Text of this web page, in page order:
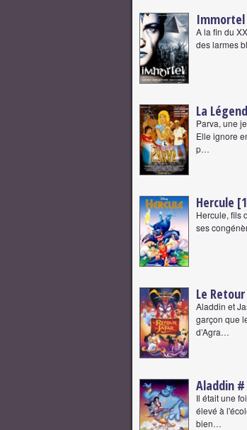
Immortel
A la fin du
des larmes
La
Parva, une
Elle ignore
p…
Hercule
Hercule, fils
ses
Le
Aladdin et
garçon que
d’Agra…
Aladdin
Il était une
élevé à
bien…